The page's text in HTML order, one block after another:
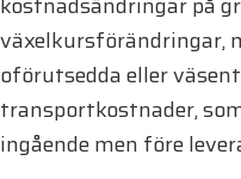
växelkursförändringar,
oförutsedda eller
transportkostnader,
ingående men före